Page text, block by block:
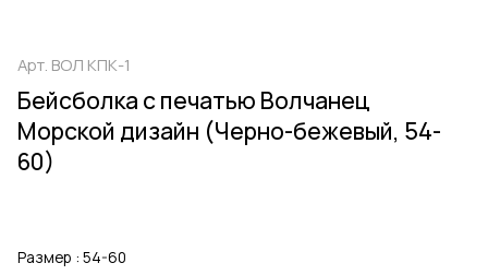
Арт. ВОЛ КПК-1
Бейсболка с печатью Волчанец
Морской дизайн (Черно-бежевый, 54-
60)
Размер : 54-60